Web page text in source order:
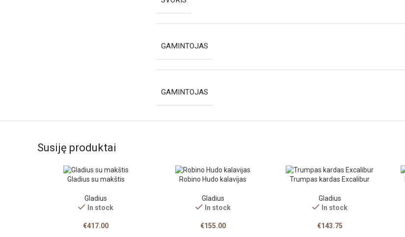
GAMINTOJAS
GAMINTOJAS
Susiję produktai
Gladius su makštis
Gladius
In stock
€417.00
Robino Hudo kalavijas
Gladius
In stock
€155.00
Trumpas kardas Excalibur
Gladius
In stock
€143.75